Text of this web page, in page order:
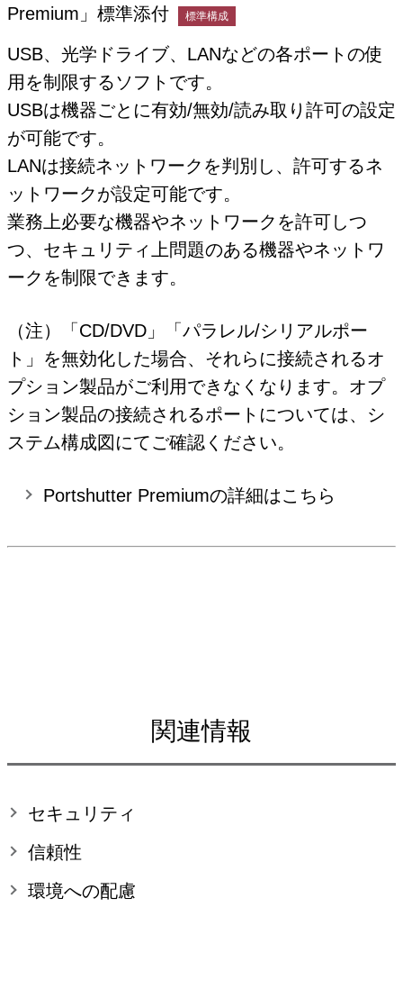
Premium」標準添付
標準構成
USB、光学ドライブ、LANなどの各ポートの使
用を制限するソフトです。
USBは機器ごとに有効/無効/読み取り許可の設定
が可能です。
LANは接続ネットワークを判別し、許可するネ
ットワークが設定可能です。
業務上必要な機器やネットワークを許可しつ
つ、セキュリティ上問題のある機器やネットワ
ークを制限できます。
（注）「CD/DVD」「パラレル/シリアルポー
ト」を無効化した場合、それらに接続されるオ
プション製品がご利用できなくなります。オプ
ション製品の接続されるポートについては、シ
ステム構成図にてご確認ください。
Portshutter Premiumの詳細はこちら
関連情報
セキュリティ
信頼性
環境への配慮